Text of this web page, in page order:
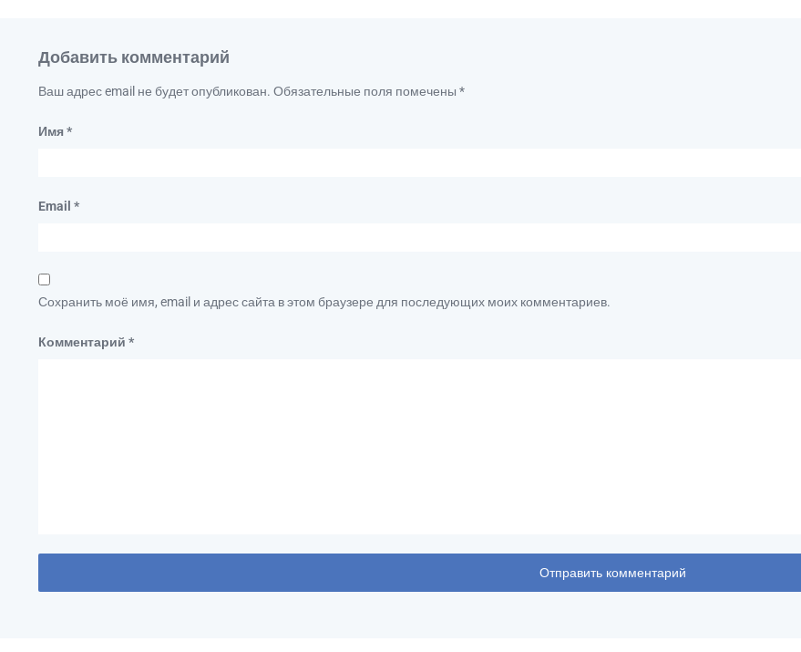
Добавить комментарий
Ваш адрес email не будет опубликован. Обязательные поля помечены *
Имя*
Email *
Сохранить моё имя, email и адрес сайта в этом браузере для последующих моих комментариев.
Комментарий *